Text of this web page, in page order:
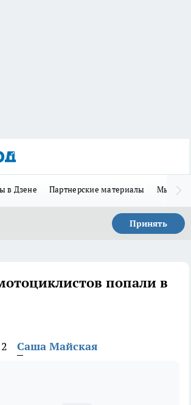
в Дзене Партнерские материалы Мы в
Принять
попали в
Саша Майская